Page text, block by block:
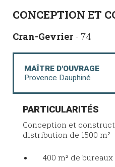
CONCEPTION ET
Cran-Gevrier - 74
MAÎTRE D'OUVRAGE
Provence Dauphiné
PARTICULARITÉS
Conception et
distribution de 1500 m²
400 m² de bureaux